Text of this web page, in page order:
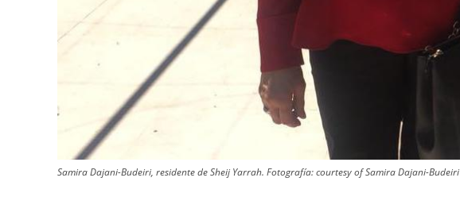
Samira Dajani-Budeiri, residente de Sheij Yarrah. Fotografía:courtesy of Samira Dajani-Budeiri